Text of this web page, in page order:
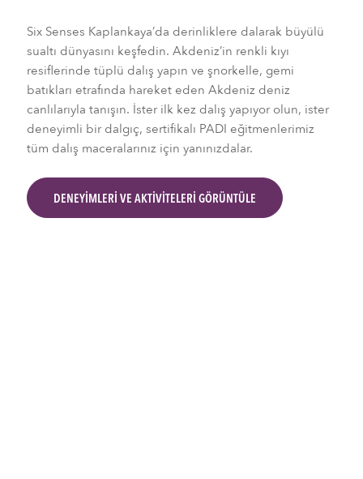
Six Senses Kaplankaya’da derinliklere dalarak büyülü
sualtı dünyasını keşfedin. Akdeniz’in renkli kıyı
resiflerinde tüplü dalış yapın ve şnorkelle, gemi
batıkları etrafında hareket eden Akdeniz deniz
canlılarıyla tanışın. İster ilk kez dalış yapıyor olun, ister
deneyimli bir dalgıç, sertifikalı PADI eğitmenlerimiz
tüm dalış maceralarınız için yanınızdalar.
DENEYIMLERI VE AKTIVITELERI GÖRÜNTÜLE